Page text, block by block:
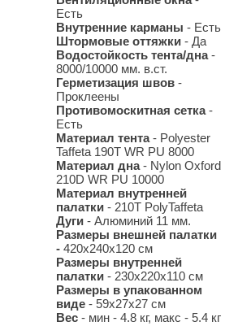
Есть
Внутренние карманы - Есть
Штормовые оттяжки - Да
Водостойкость тента/дна-
8000/10000 мм. в.ст.
Герметизация швов -
Проклеены
Противомоскитная сетка-
Есть
Материал тента- Polyester
Taffeta 190T WR PU 8000
Материал дна- Nylon Oxford
210D WR PU 10000
Материал внутренней
палатки - 210T PolyTaffeta
Дуги - Алюминий 11 мм.
Размеры внешней палатки
- 420х240х120 см
Размеры внутренней
палатки - 230х220х110 см
Размеры в упакованном
виде - 59х27х27 см
Вес - мин - 4.8 кг, макс - 5.4 кг